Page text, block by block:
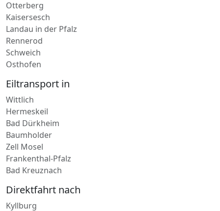
Eisenberg-Pfalz
Otterberg
Kaisersesch
Landau in der Pfalz
Rennerod
Schweich
Eiltransport in
Wittlich
Hermeskeil
Bad Dürkheim
Baumholder
Zell Mosel
Frankenthal-Pfalz
Direktfahrt nach